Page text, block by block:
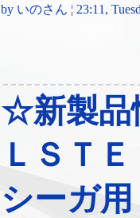
by いのさん ¦ 23:11,
☆新製
ＬＳＴ
シーガ用